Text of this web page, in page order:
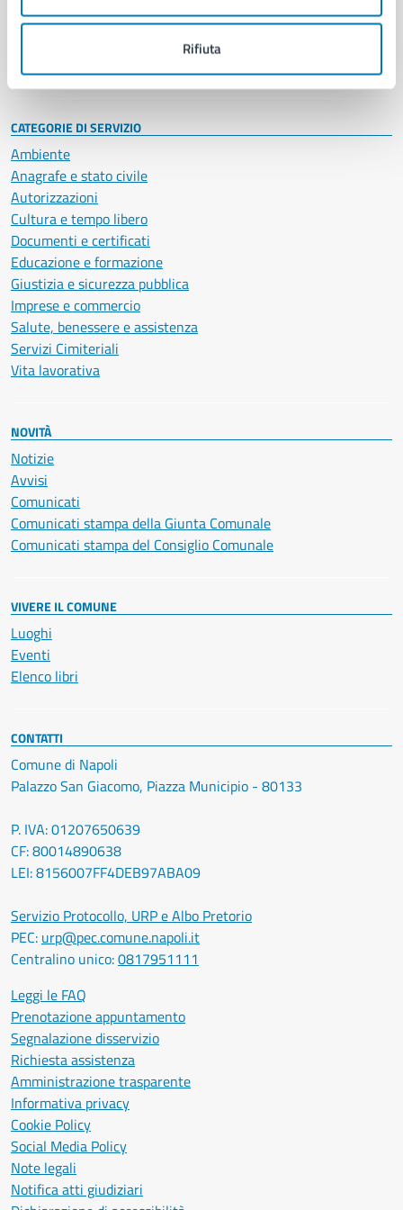
Rifiuta
Personale amministrativo
CATEGORIE DI SERVIZIO
Ambiente
Anagrafe e stato civile
Autorizzazioni
Cultura e tempo libero
Documenti e certificati
Educazione e formazione
Giustizia e sicurezza pubblica
Imprese e commercio
Salute, benessere e assistenza
Servizi Cimiteriali
Vita lavorativa
NOVITÀ
Notizie
Avvisi
Comunicati
Comunicati stampa della Giunta Comunale
Comunicati stampa del Consiglio Comunale
VIVERE IL COMUNE
Luoghi
Eventi
Elenco libri
CONTATTI
Comune di Napoli
Palazzo San Giacomo, Piazza Municipio - 80133
P. IVA: 01207650639
CF: 80014890638
LEI: 8156007FF4DEB97ABA09
Servizio Protocollo, URP e Albo Pretorio
PEC: urp@pec.comune.napoli.it
Centralino unico:0817951111
Leggi le FAQ
Prenotazione appuntamento
Segnalazione disservizio
Richiesta assistenza
Amministrazione trasparente
Informativa privacy
Cookie Policy
Social Media Policy
Note legali
Notifica atti giudiziari